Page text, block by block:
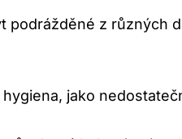
podrážděné z různých
jako